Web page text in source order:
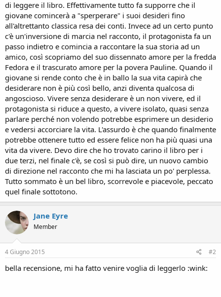
e
di leggere il libro. Effettivamente tutto fa supporre che il
giovane comincerà a "sperperare" i suoi desideri fino
all'altrettanto classica resa dei conti. Invece ad un certo punto
c'è un'inversione di marcia nel racconto, il protagonista fa un
passo indietro e comincia a raccontare la sua storia ad un
amico, così scopriamo del suo dissennato amore per la fredda
Fedora e il trascurato amore per la povera Pauline. Quando il
giovane si rende conto che è in ballo la sua vita capirà che
desiderare non è più così bello, anzi diventa qualcosa di
angoscioso. Vivere senza desiderare è un non vivere, ed il
protagonista si riduce a questo, a vivere isolato, quasi senza
parlare perché non volendo potrebbe esprimere un desiderio
e vedersi accorciare la vita. L'assurdo è che quando finalmente
potrebbe ottenere tutto ed essere felice non ha più quasi una
vita da vivere. Devo dire che ho trovato carino il libro per i
due terzi, nel finale c'è, se così si può dire, un nuovo cambio
di direzione nel racconto che mi ha lasciata un po' perplessa.
Tutto sommato è un bel libro, scorrevole e piacevole, peccato
quel finale sottotono.
Jane Eyre
Member
4 Giugno 2015 #2
bella recensione, mi ha fatto venire voglia di leggerlo :wink: